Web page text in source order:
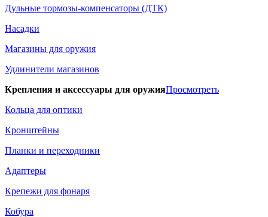
Дульные тормозы-компенсаторы (ДТК)
Насадки
Магазины для оружия
Удлинители магазинов
Крепления и аксессуары для оружияПросмотреть
Кольца для оптики
Кронштейны
Планки и переходники
Адаптеры
Крепежи для фонаря
Кобура